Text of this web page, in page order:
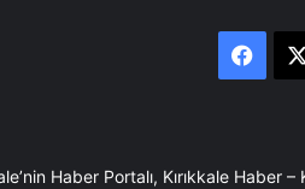
Haber Portalı, Kırıkkale Haber